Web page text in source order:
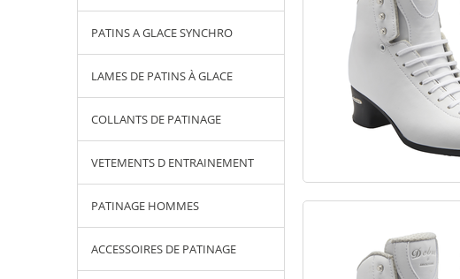
PATINS A GLACE SYNCHRO
LAMES DE PATINS À GLACE
COLLANTS DE PATINAGE
VETEMENTS D ENTRAINEMENT
PATINAGE HOMMES
ACCESSOIRES DE PATINAGE